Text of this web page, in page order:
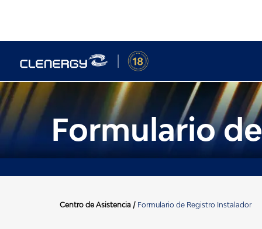
Formulario
Centro de Asistencia / Formulario de Registro Instalador